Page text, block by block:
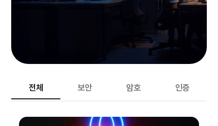
전체 보안 암호 인증